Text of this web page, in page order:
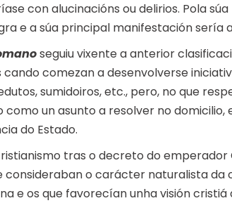
con alucinacións ou delirios. Pola
e a súa principal manifestación sería
seguiu vixente a anterior
comezan a desenvolverse
sumidoiros, etc., pero, no que
como un asunto a resolver no
do Estado.
tras o decreto do emperador
consideraban o carácter naturalista da
e os que favorecían unha visión